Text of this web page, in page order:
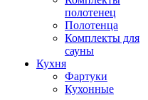
полотенец
Полотенца
Комплекты для
сауны
Кухня
Фартуки
Кухонные